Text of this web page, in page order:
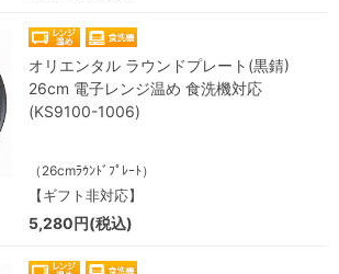
オリエンタル ラウンドプレート(黒錆)
26cm 電子レンジ温め 食洗機対応
(KS9100-1006)
（26cmﾗｳﾝﾄﾞﾌﾟﾚｰﾄ）
【ギフト非対応】
5,280円(税込)